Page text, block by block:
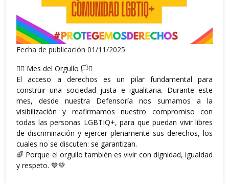
Fecha de publicación 01/11/2025
🏳️‍🌈 Mes del Orgullo 🏳️‍⚧️
El acceso a derechos es un pilar fundamental para
construir una sociedad justa e igualitaria. Durante este
mes, desde nuestra Defensoría nos sumamos a la
visibilización y reafirmamos nuestro compromiso con
todas las personas LGBTIQ+, para que puedan vivir libres
de discriminación y ejercer plenamente sus derechos, los
cuales no se discuten: se garantizan.
🌈 Porque el orgullo también es vivir con dignidad, igualdad
y respeto. 💙💚